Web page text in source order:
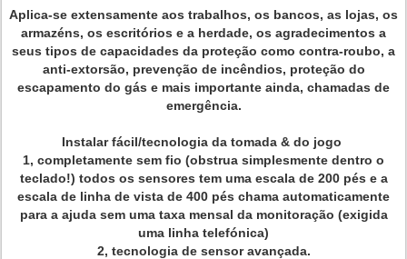
Aplica-se extensamente aos trabalhos, os bancos, as lojas, os
armazéns, os escritórios e a herdade, os agradecimentos a
seus tipos de capacidades da proteção como contra-roubo, a
anti-extorsão, prevenção de incêndios, proteção do
escapamento do gás e mais importante ainda, chamadas de
emergência.
Instalar fácil/tecnologia da tomada & do jogo
1, completamente sem fio (obstrua simplesmente dentro o
teclado!) todos os sensores tem uma escala de 200 pés e a
escala de linha de vista de 400 pés chama automaticamente
para a ajuda sem uma taxa mensal da monitoração (exigida
uma linha telefónica)
2, tecnologia de sensor avançada.